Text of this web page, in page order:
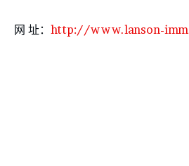
网 址： http://www.lanson-